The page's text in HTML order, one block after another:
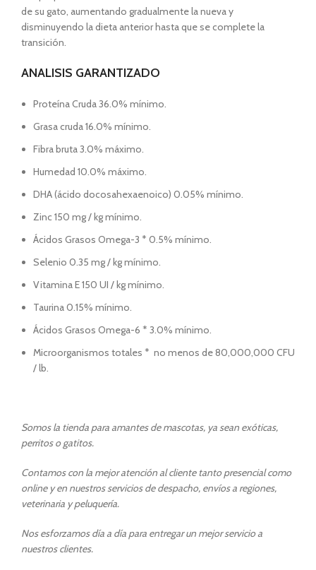
de su gato, aumentando gradualmente la nueva y
disminuyendo la dieta anterior hasta que se complete la
transición.
ANALISIS GARANTIZADO
Proteína Cruda 36.0% mínimo.
Grasa cruda 16.0% mínimo.
Fibra bruta 3.0% máximo.
Humedad 10.0% máximo.
DHA (ácido docosahexaenoico) 0.05% mínimo.
Zinc 150 mg / kg mínimo.
Ácidos Grasos Omega-3 * 0.5% mínimo.
Selenio 0.35 mg / kg mínimo.
Vitamina E 150 UI / kg mínimo.
Taurina 0.15% mínimo.
Ácidos Grasos Omega-6 * 3.0% mínimo.
Microorganismos totales * no menos de 80,000,000 CFU
/ lb.
Somos la tienda para amantes de mascotas, ya sean exóticas,
perritos o gatitos.
Contamos con la mejor atención al cliente tanto presencial como
online y en nuestros servicios de despacho, envíos a regiones,
veterinaria y peluquería.
Nos esforzamos día a día para entregar un mejor servicio a
nuestros clientes.